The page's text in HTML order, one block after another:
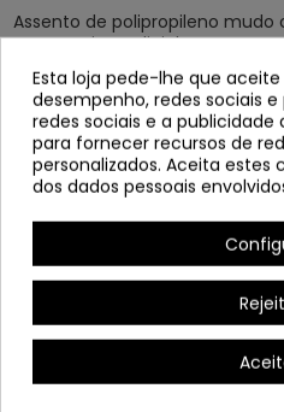
Assento de polipropileno
aquamarina polipiel
Pernas de metal pintadas com
Estrutura de haste de metal
Largura:49 cm
Profundidade:50 cm
Alto: 83 cm
Altura para o assento: 46 cm
Esta loja pede-lhe que
desempenho, redes sociais
redes sociais e a publicidade
para fornecer recursos de
personalizados. Aceita
dos dados pessoais